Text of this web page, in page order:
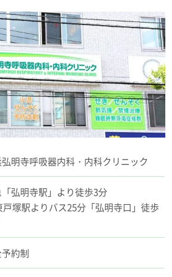
明寺呼吸器内科・内科クリニック
弘明寺駅」より徒歩3分
戸塚駅よりバス25分「弘明寺口」徒歩
約制